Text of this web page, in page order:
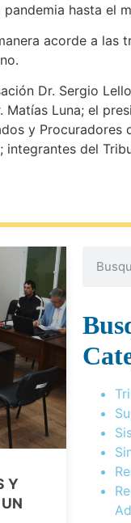
hasta el
acorde a las
Dr. Sergio
Luna; el
y Procuradores
del
Y